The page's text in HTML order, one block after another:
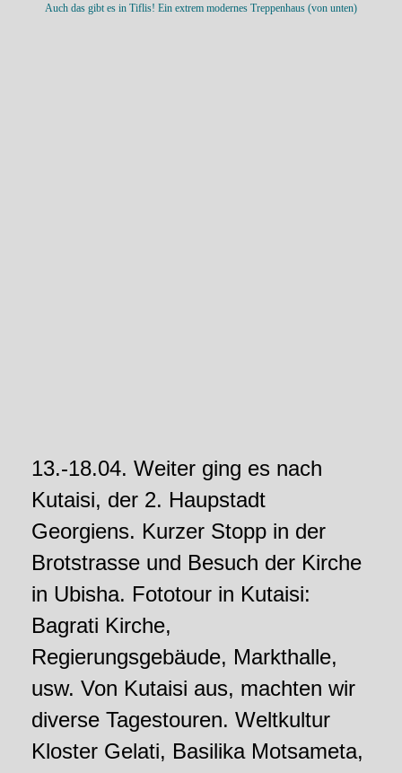
Auch das gibt es in Tiflis! Ein extrem modernes Treppenhaus (von unten)
13.-18.04. Weiter ging es nach
Kutaisi, der 2. Haupstadt
Georgiens. Kurzer Stopp in der
Brotstrasse und Besuch der Kirche
in Ubisha. Fototour in Kutaisi:
Bagrati Kirche,
Regierungsgebäude, Markthalle,
usw. Von Kutaisi aus, machten wir
diverse Tagestouren. Weltkultur
Kloster Gelati, Basilika Motsameta,